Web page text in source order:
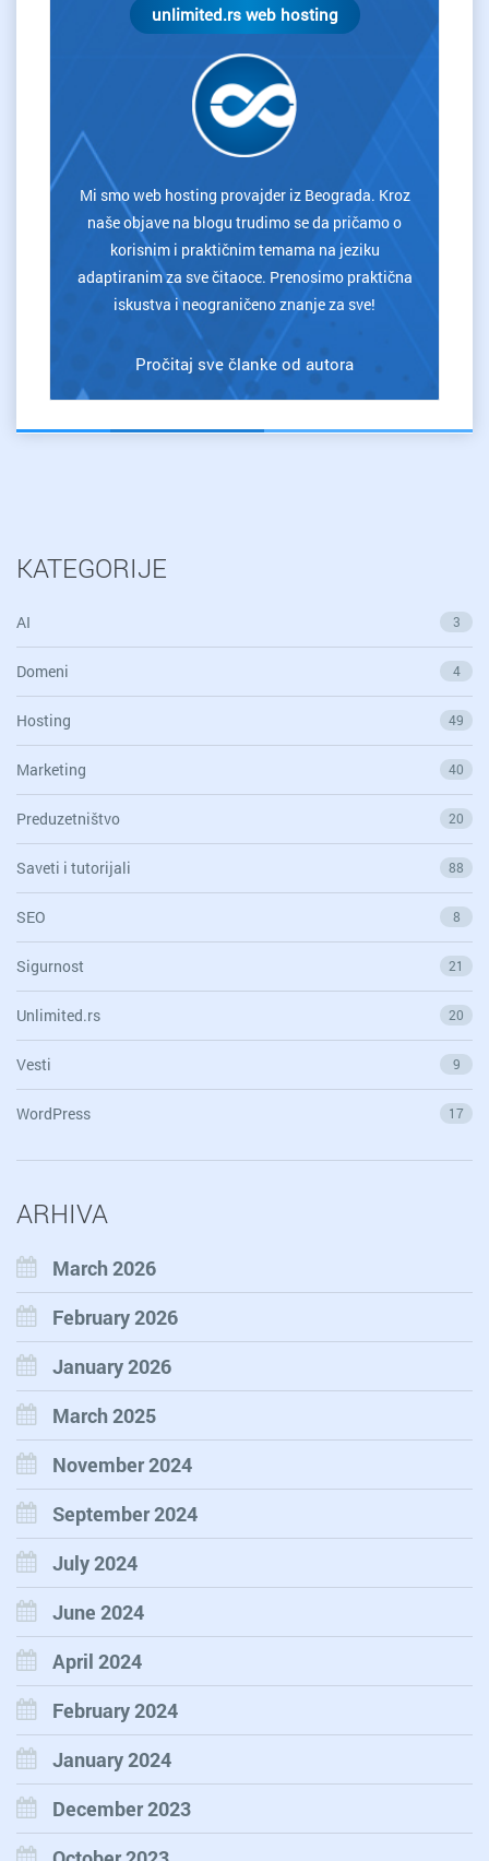
unlimited.rs web hosting
Mi smo web hosting provajder iz Beograda. Kroz
naše objave na blogu trudimo se da pričamo o
korisnim i praktičnim temama na jeziku
adaptiranim za sve čitaoce. Prenosimo praktična
iskustva i neograničeno znanje za sve!
Pročitaj sve članke od autora
KATEGORIJE
AI 3
Domeni 4
Hosting 49
Marketing 40
Preduzetništvo 20
Saveti i tutorijali 88
SEO 8
Sigurnost 21
Unlimited.rs 20
Vesti 9
WordPress 17
ARHIVA
March 2026
February 2026
January 2026
March 2025
November 2024
September 2024
July 2024
June 2024
April 2024
February 2024
January 2024
December 2023